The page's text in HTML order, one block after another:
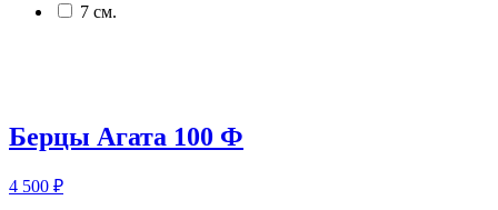
7 см.
Берцы Агата 100 Ф
4 500 ₽